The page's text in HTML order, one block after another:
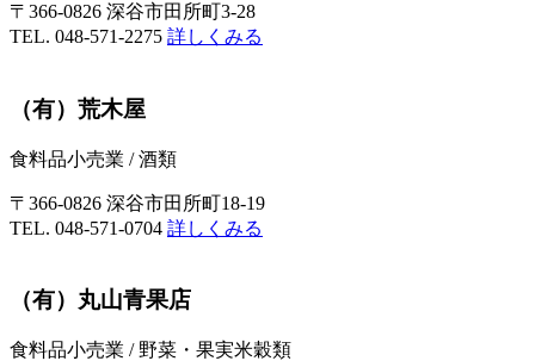
〒366-0826 深谷市田所町3-28
TEL. 048-571-2275 詳しくみる
（有）荒木屋
食料品小売業 /酒類
〒366-0826 深谷市田所町18-19
TEL. 048-571-0704 詳しくみる
（有）丸山青果店
食料品小売業 / 野菜・果実米穀類